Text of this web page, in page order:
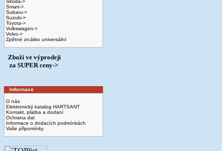
Skoda->
Smart->
Subaru->
Suzuki->
Toyota->
Volkswagen->
Volvo->
Zpětné zrcátko universální
Zboží ve výprodeji
­ za SUPER ceny->
Informace
O nás
Elektronický katalog HARTSANT
Kontakt, platba a dodaní
Ochrana dat
Informace o dodacích podmínkách
Vaše připomínky